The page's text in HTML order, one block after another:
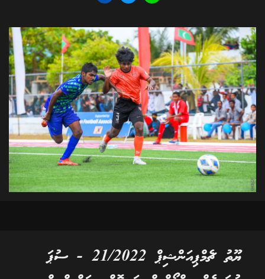
ޔޫތު ޗެމްޕިއަންޝިޕް 21/2022 - ސުޕަ